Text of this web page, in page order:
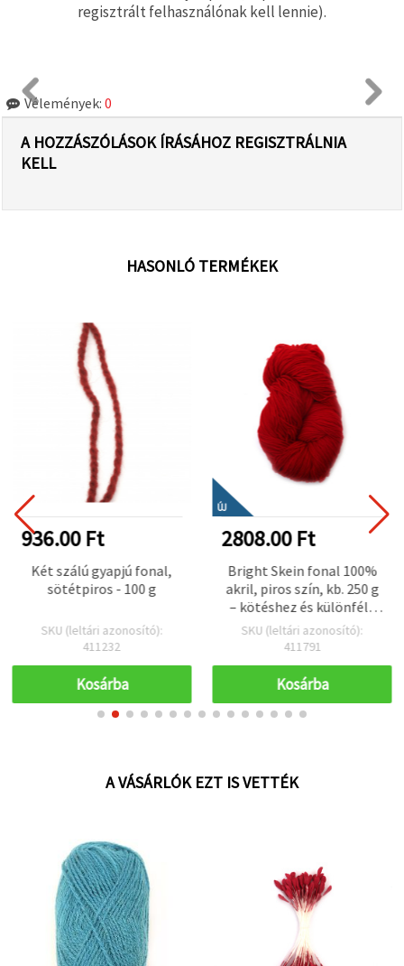
regisztrált felhasználónak kell lennie).
Vélemények: 0
A HOZZÁSZÓLÁSOK ÍRÁSÁHOZ REGISZTRÁLNIA
KELL
HASONLÓ TERMÉKEK
936.00 Ft
Két szálú gyapjú fonal,
sötétpiros - 100 g
SKU (leltári azonosító):
411232
Kosárba
ÚJ
2808.00 Ft
Bright Skein fonal 100%
akril, piros szín, kb. 250 g
– kötéshez és különféle
kézműves projektekhez
SKU (leltári azonosító):
411791
Kosárba
A VÁSÁRLÓK EZT IS VETTÉK